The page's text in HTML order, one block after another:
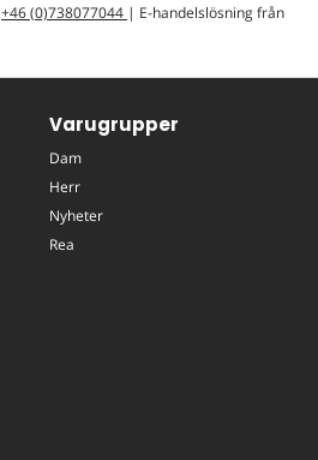
+46 (0)738077044 | E-handelslösning från
Varugrupper
Dam
Herr
Nyheter
Rea